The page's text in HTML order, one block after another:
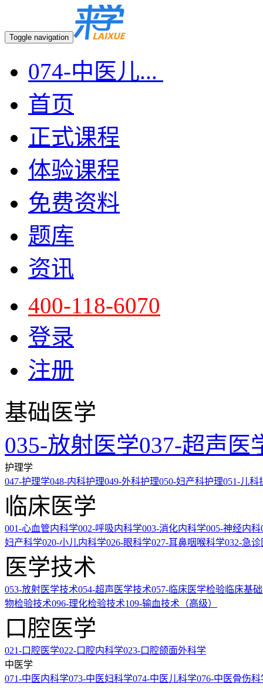
Toggle navigation
074-中医儿...
首页
正式课程
体验课程
免费资料
题库
资讯
400-118-6070
登录
注册
基础医学
035-放射医学037-超声医
护理学
047-护理学048-内科护理049-外科护理050-妇产科护理051-儿科
临床医学
001-心血管内科学002-呼吸内科学003-消化内科学005-神经内科
妇产科学020-小儿内科学026-眼科学027-耳鼻咽喉科学032-急
医学技术
053-放射医学技术054-超声医学技术057-临床医学检验临床基
物检验技术096-理化检验技术109-输血技术（高级）
口腔医学
021-口腔医学022-口腔内科学023-口腔颌面外科学
中医学
071-中医内科学073-中医妇科学074-中医儿科学076-中医骨伤科